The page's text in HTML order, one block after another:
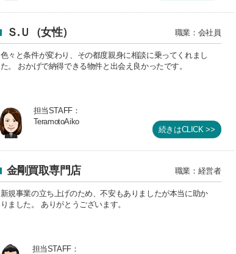
Ｓ.Ｕ（女性） 職業：会社員
色々と条件が変わり、その都度親身に相談に乗ってくれまし
た。 おかげで納得できる物件と出会え良かったです。
担当STAFF：
TeramotoAiko
続きはCLICK >>
金剛買取専門店 職業：経営者
新規事業の立ち上げのため、不安もありましたが本当に助か
りました。 ありがとうございます。
担当STAFF：